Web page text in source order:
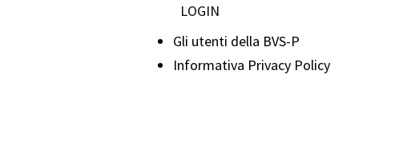
LOGIN
Gli utenti della BVS-P
Informativa Privacy Policy